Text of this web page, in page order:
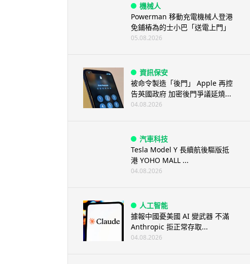
機械人
Powerman 移動充電機械人登港
免鋪樁為的士小巴「送電上門」
05.08.2026
資訊保安
被命令製造「後門」 Apple 再控
告英國政府 加密後門爭議延燒...
04.08.2026
汽車科技
Tesla Model Y 長續航後驅版抵
港 YOHO MALL ...
04.08.2026
人工智能
據報中國憂美國 AI 變武器 不滿
Anthropic 拒正常存取...
04.08.2026